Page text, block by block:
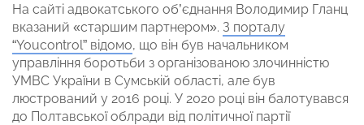
На сайті адвокатського об’єднання Володимир Гланц
вказаний «старшим партнером». З порталу
“Youcontrol” відомо, що він був начальником
управління боротьби з організованою злочинністю
УМВС України в Сумській області, але був
люстрований у 2016 році. У 2020 році він балотувався
до Полтавської облради від політичної партії